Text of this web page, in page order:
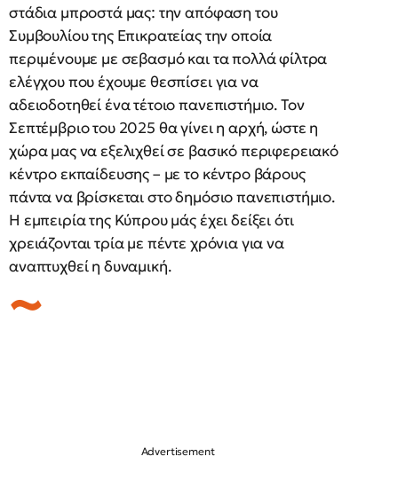
στάδια μπροστά μας: την απόφαση του
Συμβουλίου της Επικρατείας την οποία
περιμένουμε με σεβασμό και τα πολλά φίλτρα
ελέγχου που έχουμε θεσπίσει για να
αδειοδοτηθεί ένα τέτοιο πανεπιστήμιο. Τον
Σεπτέμβριο του 2025 θα γίνει η αρχή, ώστε η
χώρα μας να εξελιχθεί σε βασικό περιφερειακό
κέντρο εκπαίδευσης – με το κέντρο βάρους
πάντα να βρίσκεται στο δημόσιο πανεπιστήμιο.
Η εμπειρία της Κύπρου μάς έχει δείξει ότι
χρειάζονται τρία με πέντε χρόνια για να
αναπτυχθεί η δυναμική.